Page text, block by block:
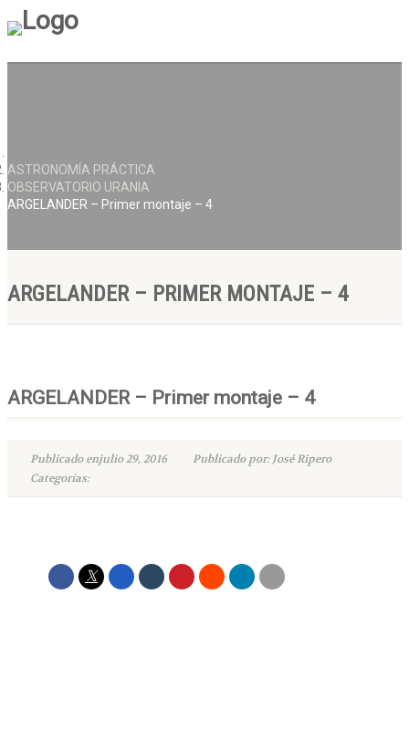
ASTRONOMÍA PRÁCTICA
OBSERVATORIO URANIA
ARGELANDER – Primer montaje – 4
ARGELANDER – PRIMER MONTAJE – 4
ARGELANDER – Primer montaje – 4
Publicado enjulio 29, 2016
Publicado por: José Ripero
Categorías: